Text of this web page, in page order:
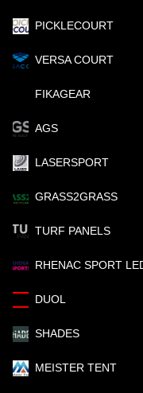
PICKLECOURT
VERSA COURT
FIKAGEAR
AGS
LASERSPORT
GRASS2GRASS
TURF PANELS
RHENAC SPORT
DUOL
SHADES
MEISTER TENT